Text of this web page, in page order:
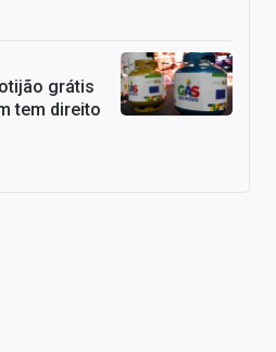
grátis
tem direito